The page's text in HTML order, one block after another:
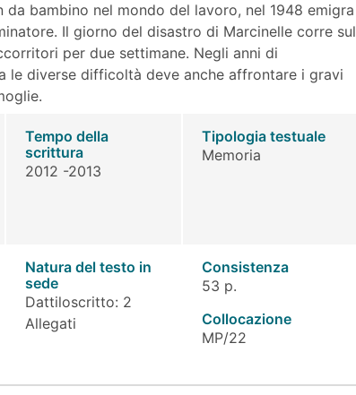
bambino nel mondo del lavoro, nel 1948 emigra
Il giorno del disastro di Marcinelle corre sul
per due settimane. Negli anni di
le diverse difficoltà deve anche affrontare i gravi
Tempo della
scrittura
2012 -2013
Tipologia testuale
Memoria
Natura del testo in
sede
Dattiloscritto: 2
Allegati
Consistenza
53 p.
Collocazione
MP/22